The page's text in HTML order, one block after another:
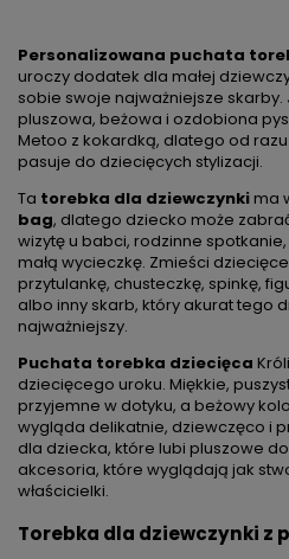
Personalizowana puchata
uroczy dodatek dla małej
sobie swoje najważniejsze skarby.
pluszowa, beżowa i ozdobiona
Metoo z kokardką, dlatego od
pasuje do dziecięcych stylizacji.
Ta torebka dla dziewczynkima
bag, dlatego dziecko może
wizytę u babci, rodzinne
małą wycieczkę. Zmieści
przytulankę, chusteczkę, spinkę,
albo inny skarb, który akurat tego
najważniejszy.
Puchata torebka dziecięca
dziecięcego uroku. Miękkie,
przyjemne w dotyku, a beżowy
wygląda delikatnie, dziewczęco i
dla dziecka, które lubi pluszowe
akcesoria, które wyglądają jak
właścicielki.
Torebka dla dziewczynki z